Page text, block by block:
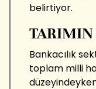
belirtiyor.
Bankacılık
toplam milli